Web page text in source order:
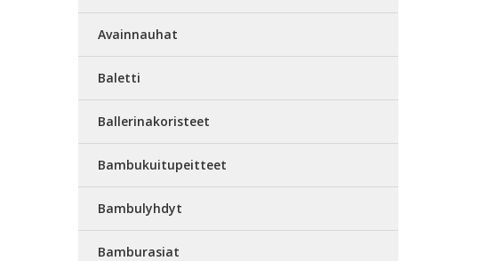
Avainnauhat
Baletti
Ballerinakoristeet
Bambukuitupeitteet
Bambulyhdyt
Bamburasiat